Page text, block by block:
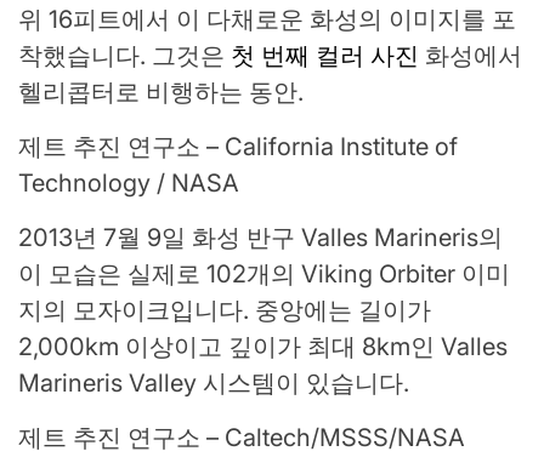
위 16피트에서 이 다채로운 화성의 이미지를 포
착했습니다. 그것은 첫 번째 컬러 사진 화성에서
헬리콥터로 비행하는 동안.
제트 추진 연구소 – California Institute of
Technology / NASA
2013년 7월 9일 화성 반구 Valles Marineris의
이 모습은 실제로 102개의 Viking Orbiter 이미
지의 모자이크입니다. 중앙에는 길이가
2,000km 이상이고 깊이가 최대 8km인 Valles
Marineris Valley 시스템이 있습니다.
제트 추진 연구소 – Caltech/MSSS/NASA